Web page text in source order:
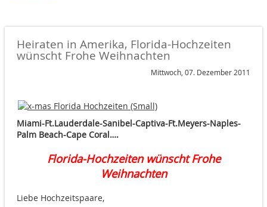
Heiraten in Amerika, Florida-Hochzeiten
wünscht Frohe Weihnachten
Mittwoch, 07. Dezember 2011
Miami-Ft.Lauderdale-Sanibel-Captiva-Ft.Meyers-Naples-
Palm Beach-Cape Coral….
Florida-Hochzeiten wünscht Frohe
Weihnachten
Liebe Hochzeitspaare,